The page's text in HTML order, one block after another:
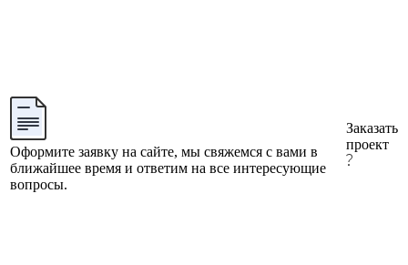
Оформите заявку на сайте, мы свяжемся с вами в
ближайшее время и ответим на все интересующие
вопросы.
Заказать
проект